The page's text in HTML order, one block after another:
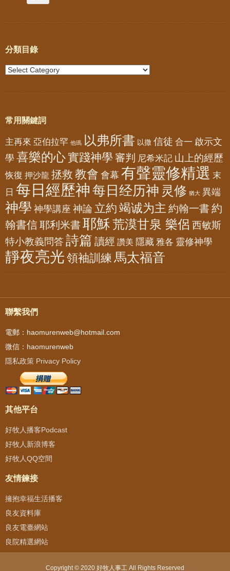
分類目錄
常用關鍵詞
主再來 亞伯拉罕 他瑪 以弗所書 以撒 信徒 合一 啟示文
學 喜樂的心實踐神學 審判 尼希米記 山上的經歷
恢復 押沙龍 拯救 教會 會幕 有聲靈修精選 末
日 每日經歷神 每日经历神 灵修 猶大 異端
神學 神學講座 神論 立約 竭诚为主 約翰一書 約
翰書信耶利米書 耶穌荒漠甘泉 樂侶 西敏斯
特小教義問答詩篇 讀經 讚美 隱藏 雅各 靈修神學
靜夜亮光 領袖訓練 馬太福音
聯繫我們
電郵：haomurenweb@hotmail.com
微信：haomurenweb
隱私政策 Privacy Policy
其他平台
好牧人播客Podcast
好牧人新浪博客
好牧人QQ空間
友情鍊接
擁抱幸福生活播客
良友資料庫
良友電臺網站
良院精選網站
Copyright © 2020 好牧人事工 All Rights Reserved